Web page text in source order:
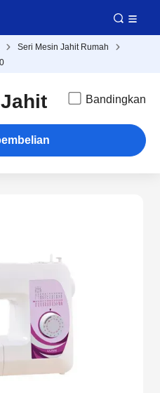
Seri Mesin Jahit Rumah
Bandingkan